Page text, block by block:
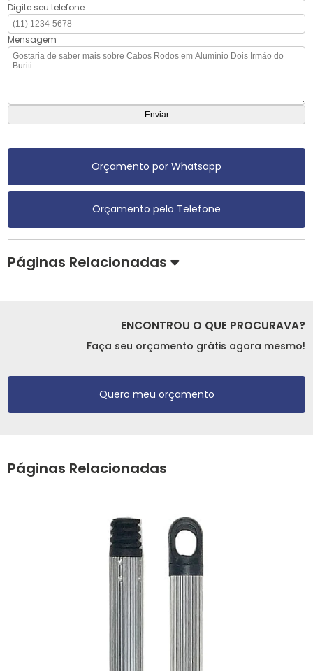
Digite seu telefone
Mensagem
Orçamento por Whatsapp
Orçamento pelo Telefone
Páginas Relacionadas
ENCONTROU O QUE PROCURAVA?
Faça seu orçamento grátis agora mesmo!
Quero meu orçamento
Páginas Relacionadas